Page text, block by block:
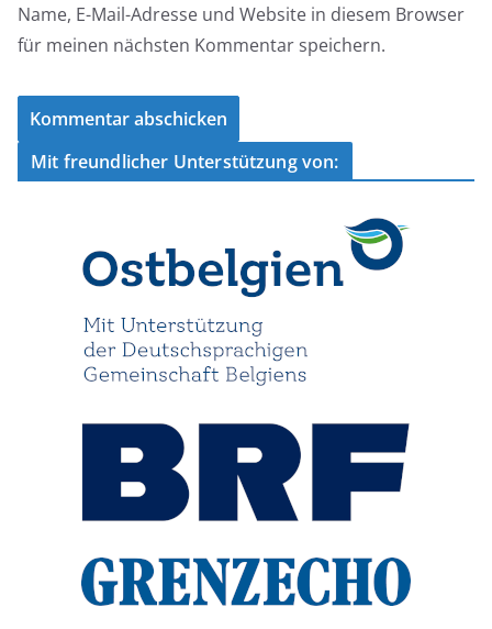
Name, E-Mail-Adresse und Website in diesem Browser
für meinen nächsten Kommentar speichern.
Mit freundlicher Unterstützung von: